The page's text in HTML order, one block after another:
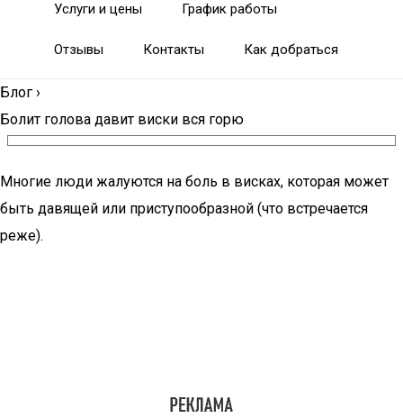
Услуги и цены График работы
Отзывы Контакты Как добраться
Блог ›
Болит голова давит виски вся горю
Многие люди жалуются на боль в висках, которая может
быть давящей или приступообразной (что встречается
реже).